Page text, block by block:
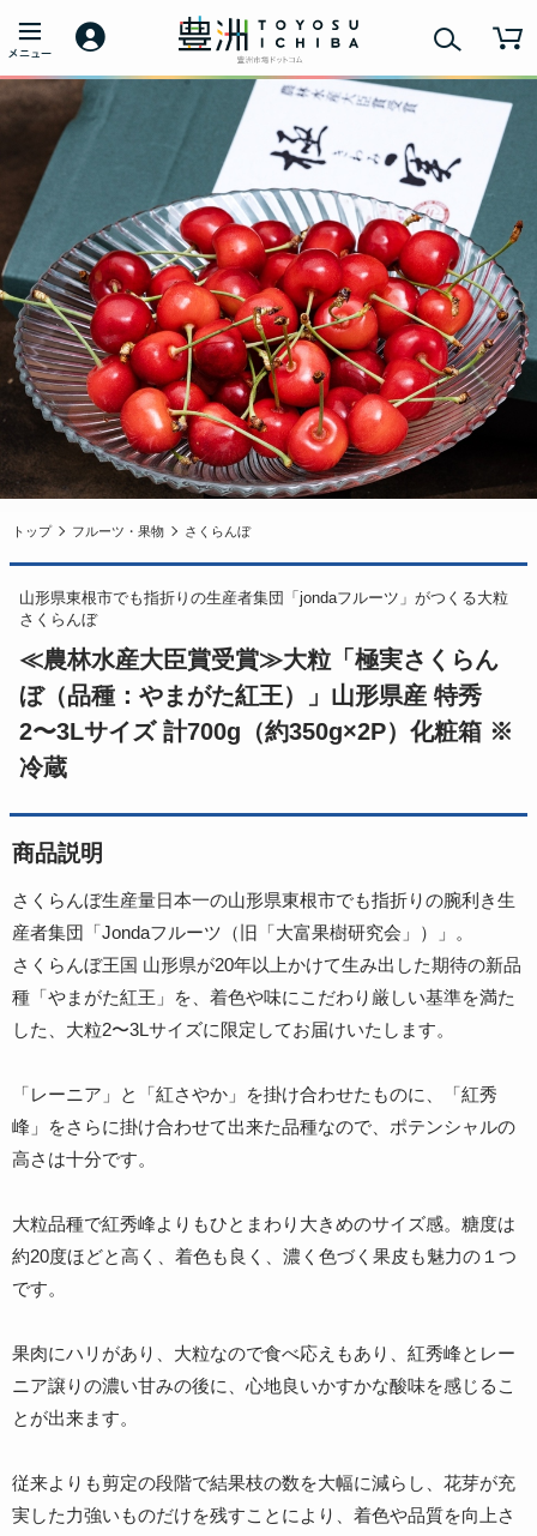
トップ フルーツ・果物 さくらんぼ
山形県東根市でも指折りの生産者集団「jondaフルーツ」がつくる大粒
さくらんぼ
≪農林水産大臣賞受賞≫大粒「極実さくらん
ぼ（品種：やまがた紅王）」山形県産 特秀
2〜3Lサイズ 計700g（約350g×2P）化粧箱 ※
冷蔵
商品説明
さくらんぼ生産量日本一の山形県東根市でも指折りの腕利き生
産者集団「Jondaフルーツ（旧「大富果樹研究会」）」。
さくらんぼ王国 山形県が20年以上かけて生み出した期待の新品
種「やまがた紅王」を、着色や味にこだわり厳しい基準を満た
した、大粒2〜3Lサイズに限定してお届けいたします。
「レーニア」と「紅さやか」を掛け合わせたものに、「紅秀
峰」をさらに掛け合わせて出来た品種なので、ポテンシャルの
高さは十分です。
大粒品種で紅秀峰よりもひとまわり大きめのサイズ感。糖度は
約20度ほどと高く、着色も良く、濃く色づく果皮も魅力の１つ
です。
果肉にハリがあり、大粒なので食べ応えもあり、紅秀峰とレー
ニア譲りの濃い甘みの後に、心地良いかすかな酸味を感じるこ
とが出来ます。
従来よりも剪定の段階で結果枝の数を大幅に減らし、花芽が充
実した力強いものだけを残すことにより、着色や品質を向上さ